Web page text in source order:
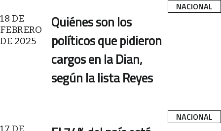
NACIONAL
NACIONAL
18 DE
FEBRERO
DE 2025
Quiénes son los
políticos que pidieron
cargos en la Dian,
según la lista Reyes